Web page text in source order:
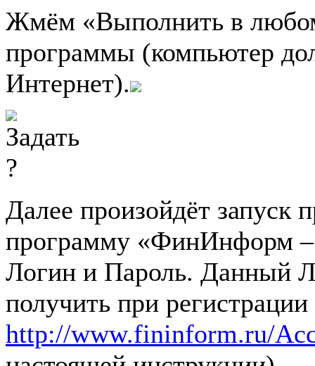
Жмём «Выполнить в
программы (компьютер
Интернет).
Далее произойдёт запуск
программу «ФинИнформ –
Логин и Пароль. Данный
получить при регистрации
http://www.fininform.ru/